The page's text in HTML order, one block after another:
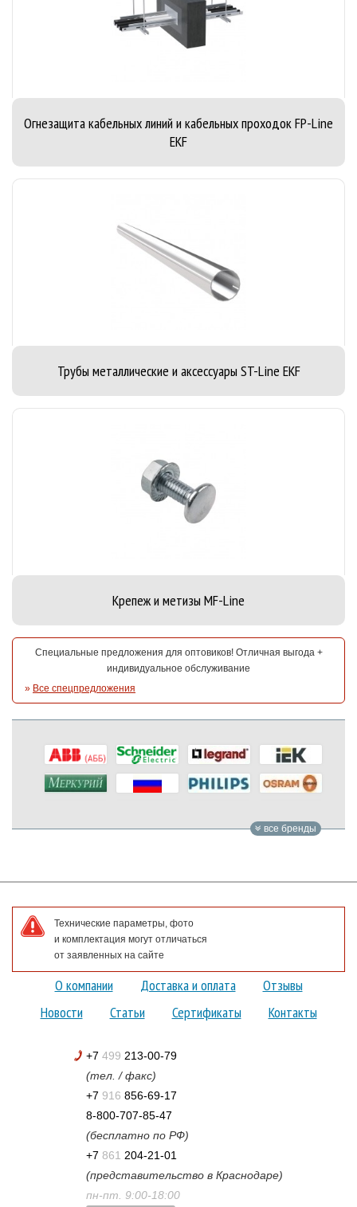
Огнезащита кабельных линий и кабельных проходок FP-Line
EKF
Трубы металлические и аксессуары ST-Line EKF
Крепеж и метизы MF-Line
Специальные предложения для оптовиков! Отличная выгода +
индивидуальное обслуживание
» Все спецпредложения
все бренды
Технические параметры, фото
и комплектация могут отличаться
от заявленных на сайте
О компании Доставка и оплата
Отзывы
Новости
Статьи Сертификаты Контакты
+7 499 213-00-79
(тел. / факс)
+7 916 856-69-17
8-800-707-85-47
(бесплатно по РФ)
+7 861 204-21-01
(представительство в Краснодаре)
пн-пт. 9:00-18:00